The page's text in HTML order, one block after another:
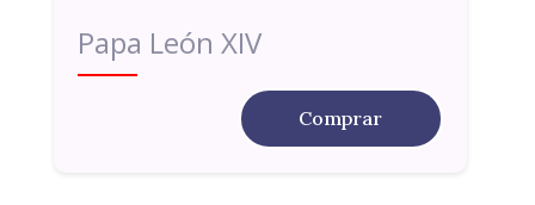
Papa León XIV
Comprar